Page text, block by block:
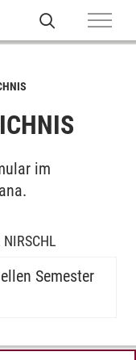
im
NIRSCHL
Semester